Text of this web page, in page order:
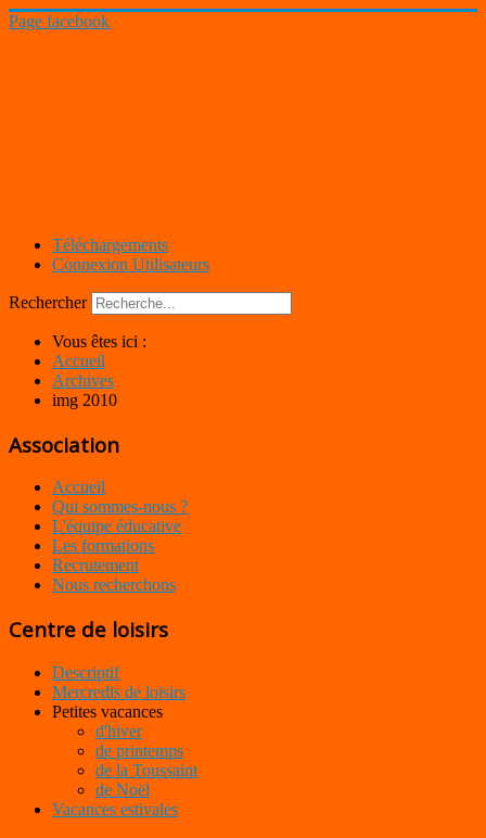
Page facebook
Téléchargements
Connexion Utilisateurs
Rechercher
Vous êtes ici :
Accueil
Archives
img 2010
Association
Accueil
Qui sommes-nous ?
L'équipe éducative
Les formations
Recrutement
Nous recherchons
Centre de loisirs
Descriptif
Mercredis de loisirs
Petites vacances
d'hiver
de printemps
de la Toussaint
de Noël
Vacances estivales